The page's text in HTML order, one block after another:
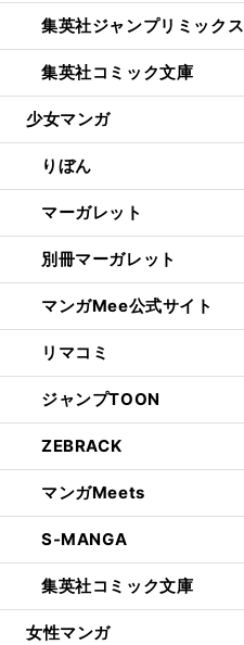
集英社ジャンプリミックス
集英社コミック文庫
少女マンガ
りぼん
マーガレット
別冊マーガレット
マンガMee公式サイト
リマコミ
ジャンプTOON
ZEBRACK
マンガMeets
S-MANGA
集英社コミック文庫
女性マンガ